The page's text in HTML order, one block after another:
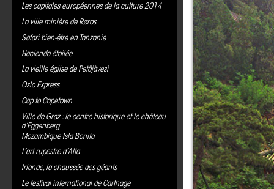
Les capitales européennes de la culture 2014
La ville minière de Røros
Safari bien-être en Tanzanie
Hacienda étoilée
La vieille église de Petäjävesi
Oslo Express
Cap to Capetown
Ville de Graz : le centre historique et le château
d’Eggenberg
Mozambique Isla Bonita
L’art rupestre d’Alta
Irlande, la chaussée des géants
Le festival international de Carthage